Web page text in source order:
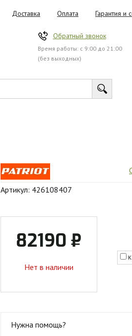
Доставка Оплата Гарантия и
Обратный звонок
Время работы: с 9:00 до 21:00
(без выходных)
Артикул: 426108407
82190 ₽
Нет в наличии
Нужна помощь?